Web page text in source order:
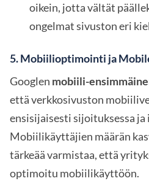
oikein, jotta vältät
ongelmat sivuston eri
5.Mobiilioptimointi ja
Googlen mobiili-
että verkkosivuston
ensisijaisesti sijoituksessa ja
Mobiilikäyttäjien määrän
tärkeää varmistaa, että
optimoitu mobiilikäyttöön.